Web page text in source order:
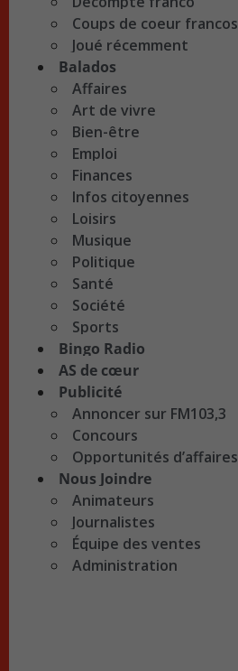
Coups de coeur francos
Joué récemment
Balados
Affaires
Art de vivre
Bien-être
Emploi
Finances
Infos citoyennes
Loisirs
Musique
Politique
Santé
Société
Sports
Bingo Radio
AS de cœur
Publicité
Annoncer sur FM103,3
Concours
Opportunités d’affaires
Nous Joindre
Animateurs
Journalistes
Équipe des ventes
Administration